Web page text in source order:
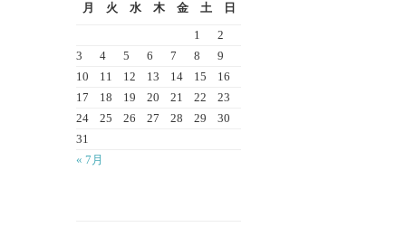
月
火 水 木 金 土 日
« 7月
1
2
3
4 5 6 7 8
9
10
11 12 13 14 15
16
17
18 19 20 21 22
23
24
25 26 27 28 29
30
31